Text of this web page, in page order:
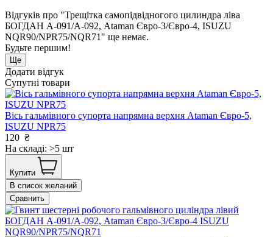
Відгуків про "Трещітка самопiдвiдногого цилиндра лiва
БОГДАН А-091/А-092, Ataman Євро-3/Євро-4, ISUZU
NQR90/NPR75/NQR71" ще немає.
Будьте першим!
Ще
Додати відгук
Супутні товари
Вісь гальмівного супорта напрямна верхня Ataman Євро-5,
ISUZU NPR75
120 ₴
На складі: >5 шт
Купити
В список желаний
Сравнить